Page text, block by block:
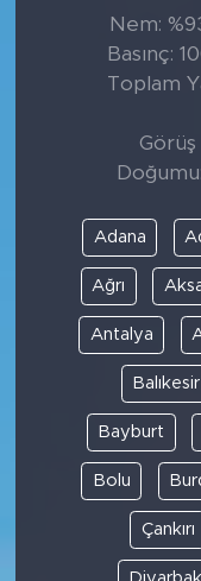
Nem:
Basınç:
Toplam
Adana
Ağrı
Antalya
Balıkesir
Bayburt
Bolu
Çankırı